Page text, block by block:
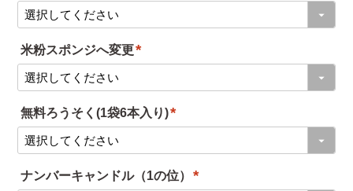
(
必
須
)
米粉スポンジへ変更
必
須
無料ろうそく(1袋6本入り)
必
須
ナンバーキャンドル（1の位）